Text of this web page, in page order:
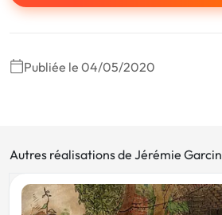
Publiée le 04/05/2020
Autres réalisations de Jérémie Garcin